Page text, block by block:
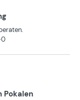
0
Pokalen